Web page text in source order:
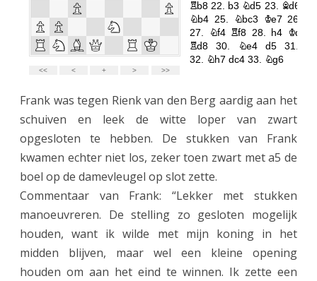
Frank was tegen Rienk van den Berg aardig aan het
schuiven en leek de witte loper van zwart
opgesloten te hebben. De stukken van Frank
kwamen echter niet los, zeker toen zwart met a5 de
boel op de damevleugel op slot zette.
Commentaar van Frank: “Lekker met stukken
manoeuvreren. De stelling zo gesloten mogelijk
houden, want ik wilde met mijn koning in het
midden blijven, maar wel een kleine opening
houden om aan het eind te winnen. Ik zette een